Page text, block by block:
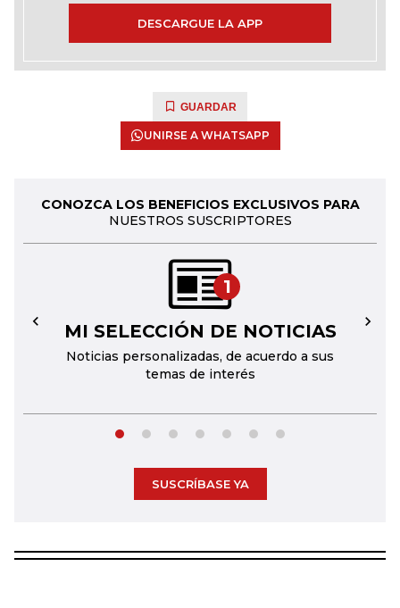
DESCARGUE LA APP
GUARDAR
UNIRSE A WHATSAPP
CONOZCA LOS BENEFICIOS EXCLUSIVOS PARA
NUESTROS SUSCRIPTORES
1
MI SELECCIÓN DE NOTICIAS
Noticias personalizadas, de acuerdo a sus
temas de interés
← →
SUSCRÍBASE YA